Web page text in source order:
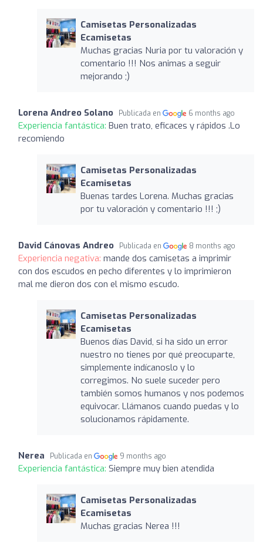
Camisetas Personalizadas
Ecamisetas
Muchas gracias Nuria por tu valoración y
comentario !!! Nos animas a seguir
mejorando ;)
Lorena Andreo Solano Publicada en 6 months ago
Experiencia fantástica: Buen trato, eficaces y rápidos .Lo
recomiendo
Camisetas Personalizadas
Ecamisetas
Buenas tardes Lorena. Muchas gracias
por tu valoración y comentario !!! ;)
David Cánovas Andreo Publicada en 8 months ago
Experiencia negativa: mande dos camisetas a imprimir
con dos escudos en pecho diferentes y lo imprimieron
mal me dieron dos con el mismo escudo.
Camisetas Personalizadas
Ecamisetas
Buenos días David, si ha sido un error
nuestro no tienes por qué preocuparte,
simplemente indícanoslo y lo
corregimos. No suele suceder pero
también somos humanos y nos podemos
equivocar. Llámanos cuando puedas y lo
solucionamos rápidamente.
Nerea Publicada en 9 months ago
Experiencia fantástica: Siempre muy bien atendida
Camisetas Personalizadas
Ecamisetas
Muchas gracias Nerea !!!